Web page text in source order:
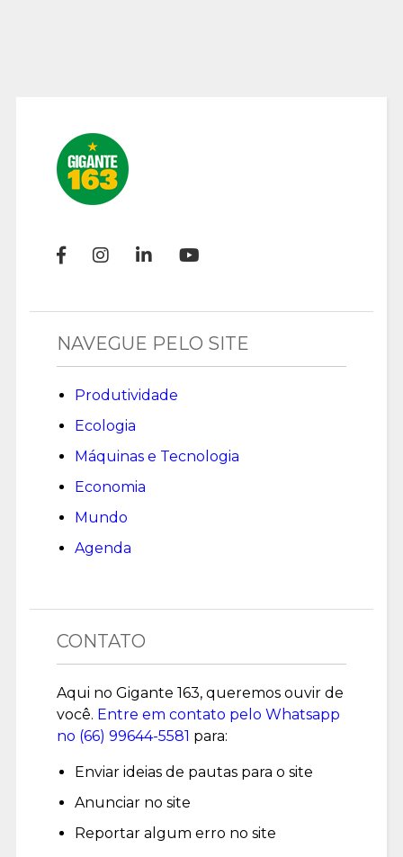
NAVEGUE PELO SITE
Produtividade
Ecologia
Máquinas e Tecnologia
Economia
Mundo
Agenda
CONTATO
Aqui no Gigante 163, queremos ouvir de
você. Entre em contato pelo Whatsapp
no (66) 99644-5581 para:
Enviar ideias de pautas para o site
Anunciar no site
Reportar algum erro no site